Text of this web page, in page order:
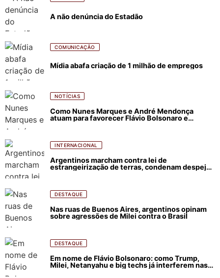
A não denúncia do Estadão
COMUNICAÇÃO
Mídia abafa criação de 1 milhão de empregos
NOTÍCIAS
Como Nunes Marques e André Mendonça
atuam para favorecer Flávio Bolsonaro e
INTERNACIONAL
Argentinos marcham contra lei de
estrangeirização de terras, condenam despejos
DESTAQUE
Nas ruas de Buenos Aires, argentinos opinam
sobre agressões de Milei contra o Brasil
DESTAQUE
Em nome de Flávio Bolsonaro: como Trump,
Milei, Netanyahu e big techs já interferem nas